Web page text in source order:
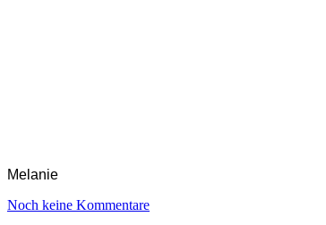
Melanie
Noch keine Kommentare